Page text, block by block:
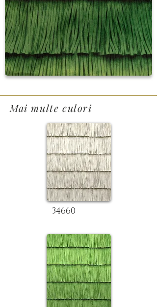
Mai multe culori
34660